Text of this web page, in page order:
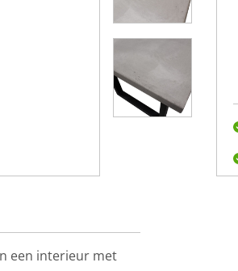
een interieur met